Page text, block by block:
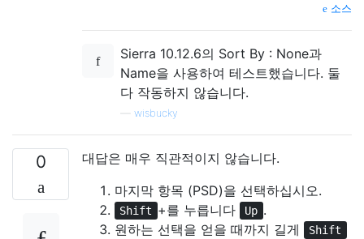
소스
Sierra 10.12.6의 Sort By : None과
Name을 사용하여 테스트했습니다. 둘
다 작동하지 않습니다.
wisbucky
0
대답은 매우 직관적이지 않습니다.
마지막 항목 (PSD)을 선택하십시오.
Shift +를 누릅니다 Up .
원하는 선택을 얻을 때까지 길게
Shift